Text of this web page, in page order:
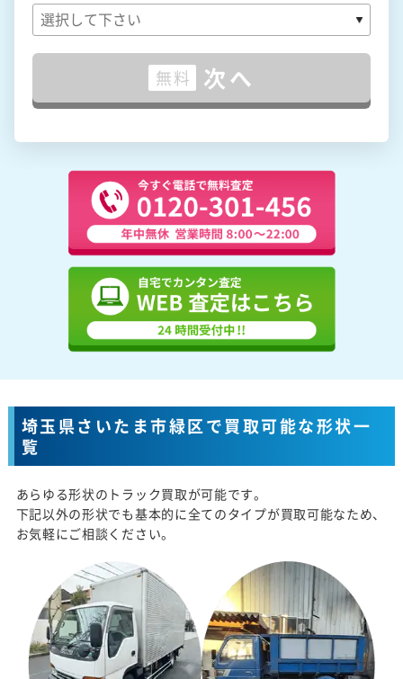
無料 次へ
埼玉県さいたま市緑区で買取可能な形状一
覧
あらゆる形状のトラック買取が可能です。
下記以外の形状でも基本的に全てのタイプが買取可能なため、
お気軽にご相談ください。